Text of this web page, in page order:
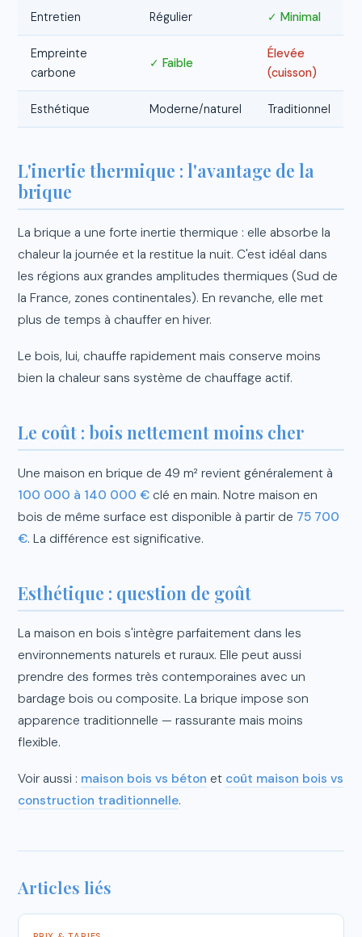
Entretien Régulier ✓ Minimal
Empreinte
carbone
✓ Faible
Élevée
(cuisson)
Esthétique Moderne/naturel Traditionnel
L'inertie thermique : l'avantage de la
brique
La brique a une forte inertie thermique : elle absorbe la
chaleur la journée et la restitue la nuit. C'est idéal dans
les régions aux grandes amplitudes thermiques (Sud de
la France, zones continentales). En revanche, elle met
plus de temps à chauffer en hiver.
Le bois, lui, chauffe rapidement mais conserve moins
bien la chaleur sans système de chauffage actif.
Le coût : bois nettement moins cher
Une maison en brique de 49 m² revient généralement à
100 000 à 140 000 € clé en main. Notre maison en
bois de même surface est disponible à partir de 75 700
€. La différence est significative.
Esthétique : question de goût
La maison en bois s'intègre parfaitement dans les
environnements naturels et ruraux. Elle peut aussi
prendre des formes très contemporaines avec un
bardage bois ou composite. La brique impose son
apparence traditionnelle — rassurante mais moins
flexible.
Voir aussi : maison bois vs béton et coût maison bois vs
construction traditionnelle.
Articles liés